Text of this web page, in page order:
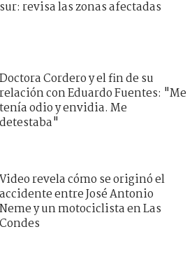
sur: revisa las zonas afectadas
Doctora Cordero y el fin de su
relación con Eduardo Fuentes: "Me
tenía odio y envidia. Me
detestaba"
Video revela cómo se originó el
accidente entre José Antonio
Neme y un motociclista en Las
Condes